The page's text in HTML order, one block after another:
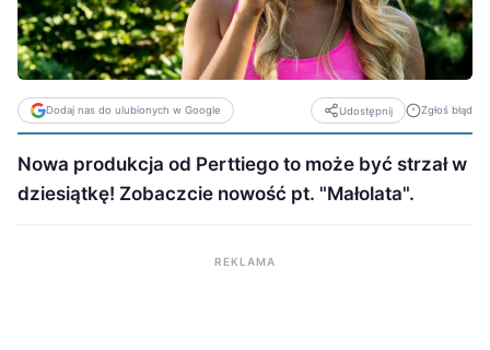
Dodaj nas do ulubionych w Google Udostępnij Zgłoś błąd
Nowa produkcja od Perttiego to może być strzał w
dziesiątkę! Zobaczcie nowość pt. "Małolata".
REKLAMA